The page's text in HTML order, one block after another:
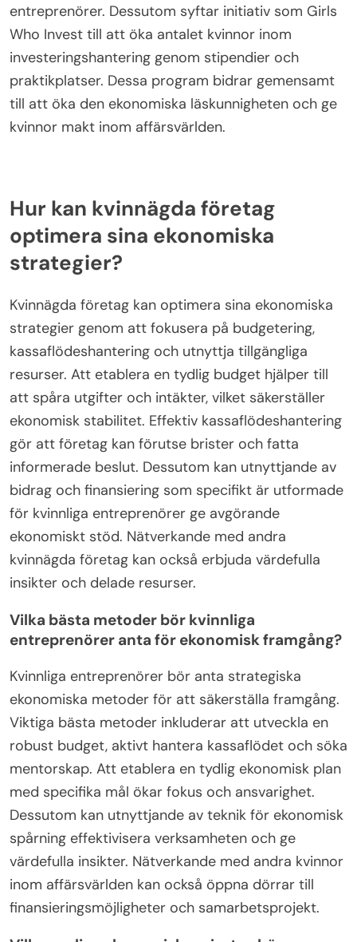
kvinnor inom finans, med fokus på mentorskap,
utbildning och finansiering. Organisationer som
Women’s Business Enterprise National Council
erbjuder utbildning och certifiering, medan 30%
Club arbetar för könsmångfald i ledarskapsroller.
Program som SheEO tillhandahåller finansiering
Who Invest till att öka antalet kvinnor inom
investeringshantering genom stipendier och
praktikplatser. Dessa program bidrar gemensamt
till att öka den ekonomiska läskunnigheten och ge
Hur kan kvinnägda företag
optimera sina ekonomiska
strategier?
Kvinnägda företag kan optimera sina ekonomiska
strategier genom att fokusera på budgetering,
kassaflödeshantering och utnyttja tillgängliga
resurser. Att etablera en tydlig budget hjälper till
att spåra utgifter och intäkter, vilket säkerställer
ekonomisk stabilitet. Effektiv kassaflödeshantering
gör att företag kan förutse brister och fatta
informerade beslut. Dessutom kan utnyttjande av
bidrag och finansiering som specifikt är utformade
för kvinnliga entreprenörer ge avgörande
ekonomiskt stöd. Nätverkande med andra
kvinnägda företag kan också erbjuda värdefulla
insikter och delade resurser.